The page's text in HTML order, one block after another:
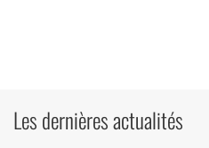
Les dernières actualités